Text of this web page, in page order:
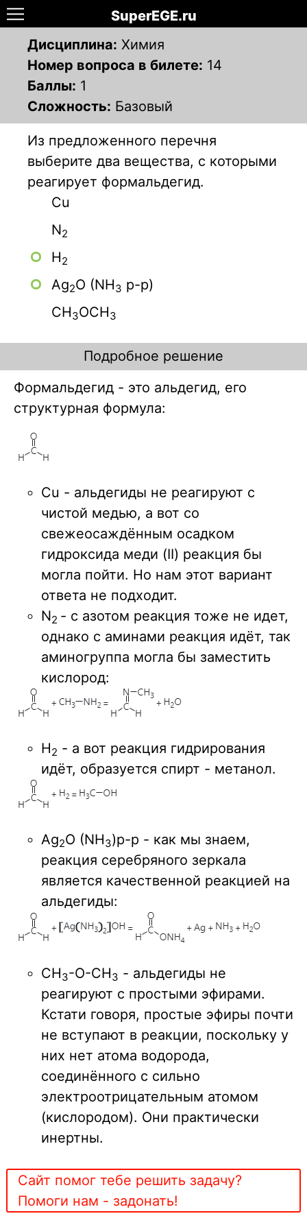
SuperEGE.ru
Дисциплина: Химия
Номер вопроса в билете: 14
Баллы: 1
Сложность: Базовый
Из предложенного перечня
выберите два вещества, с которыми
реагирует формальдегид.
Сu
N2
H2
Ag2O (NH3 р-р)
СН3ОСН3
Подробное решение
Формальдегид - это альдегид, его
структурная формула:
Cu - альдегиды не реагируют с
чистой медью, а вот со
свежеосаждённым осадком
гидроксида меди (II) реакция бы
могла пойти. Но нам этот вариант
ответа не подходит.
N2 - с азотом реакция тоже не идет,
однако с аминами реакция идёт, так
аминогруппа могла бы заместить
кислород:
H2 - а вот реакция гидрирования
идёт, образуется спирт - метанол.
Ag2O (NH3)р-р - как мы знаем,
реакция серебряного зеркала
является качественной реакцией на
альдегиды:
CH3-O-CH3 - альдегиды не
реагируют с простыми эфирами.
Кстати говоря, простые эфиры почти
не вступают в реакции, поскольку у
них нет атома водорода,
соединённого с сильно
электроотрицательным атомом
(кислородом). Они практически
инертны.
Сайт помог тебе решить задачу?
Помоги нам - задонать!